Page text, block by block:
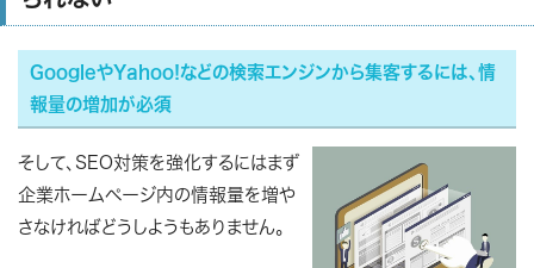
GoogleやYahoo!などの検索エンジンから集客するには、情
報量の増加が必須
そして、SEO対策を強化するにはまず
企業ホームページ内の情報量を増や
さなければどうしようもありません。